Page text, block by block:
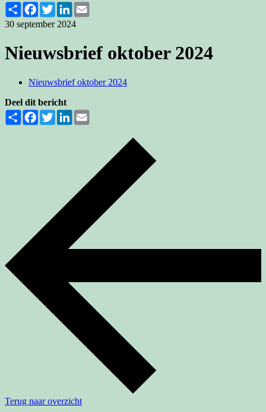
Share FacebookTwitterLinkedInEmail
30 september 2024
Nieuwsbrief oktober 2024
Nieuwsbrief oktober 2024
Deel dit bericht
Share FacebookTwitterLinkedInEmail
Terug naar overzicht